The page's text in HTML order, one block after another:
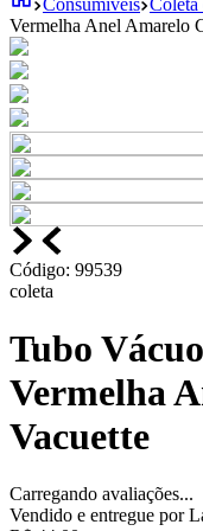
Vermelha Anel Amarelo
Código: 99539
coleta
Tubo
Vermelha
Vacuette
Carregando avaliações...
Vendido e entregue por